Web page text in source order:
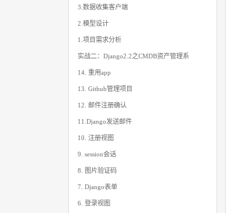
3.数据收集客户端
2.模型设计
1.项目需求分析
实战二：Django2.2之CMDB资产管理系
14. 重用app
13. Github管理项目
12. 邮件注册确认
11.Django发送邮件
10. 注册视图
9. session会话
8. 图片验证码
7. Django表单
6. 登录视图